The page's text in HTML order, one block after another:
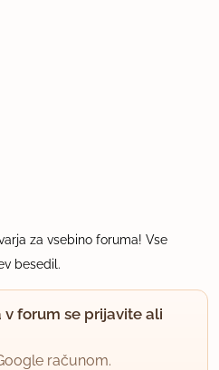
za vsebino foruma! Vse
besedil.
forum se prijavite ali
računom.